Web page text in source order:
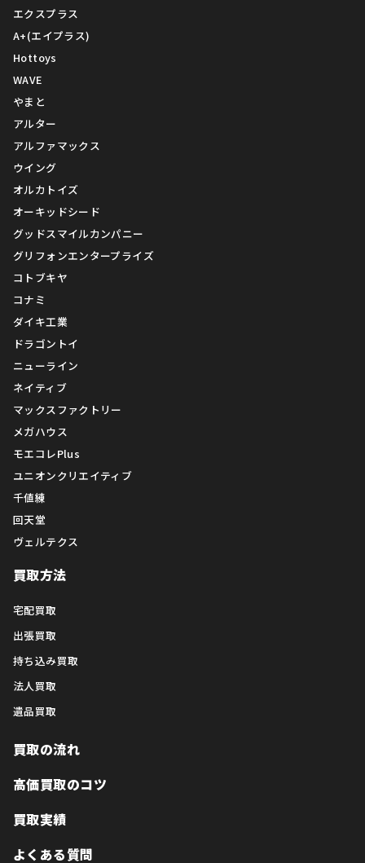
エクスプラス
A+(エイプラス)
Hottoys
WAVE
やまと
アルター
アルファマックス
ウイング
オルカトイズ
オーキッドシード
グッドスマイルカンパニー
グリフォンエンタープライズ
コトブキヤ
コナミ
ダイキ工業
ドラゴントイ
ニューライン
ネイティブ
マックスファクトリー
メガハウス
モエコレPlus
ユニオンクリエイティブ
千値練
回天堂
ヴェルテクス
買取方法
宅配買取
出張買取
持ち込み買取
法人買取
遺品買取
買取の流れ
高価買取のコツ
買取実績
よくある質問